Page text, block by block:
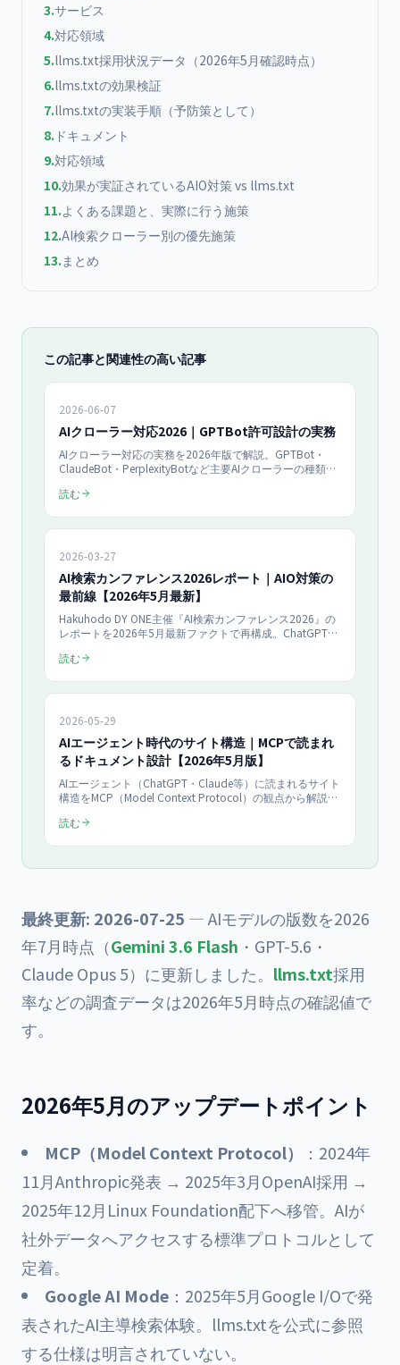
3.サービス
4.対応領域
5.llms.txt採用状況データ（2026年5月確認時点）
6.llms.txtの効果検証
7.llms.txtの実装手順（予防策として）
8. ドキュメント
9.対応領域
10.効果が実証されているAIO対策 vs llms.txt
11.よくある課題と、実際に行う施策
12.AI検索クローラー別の優先施策
13.まとめ
この記事と関連性の高い記事
2026-06-07
AIクローラー対応2026｜GPTBot許可設計の実務
AIクローラー対応の実務を2026年版で解説。GPTBot・
ClaudeBot・PerplexityBotなど主要AIクローラーの種類と
順を具体例つきで提示。llms.txtとは別の「クローラー制御
読む
2026-03-27
AI検索カンファレンス2026レポート｜AIO対策の
最前線【2026年5月最新】
Hakuhodo DY ONE主催『AI検索カンファレンス2026』の
レポートを2026年5月最新ファクトで再構成。ChatGPT
llms.txtの実務インパクト、株式会社課題解決プラットフォ
読む
2026-05-29
AIエージェント時代のサイト構造｜MCPで読まれ
るドキュメント設計【2026年5月版】
AIエージェント（ChatGPT・Claude等）に読まれるサイト
構造をMCP（Model Context Protocol）の観点から解説。
最新で網羅し、企業が今すべき準備を提示。
読む
最終更新: 2026-07-25 — AIモデルの版数を2026
年7月時点（Gemini 3.6 Flash ・GPT-5.6・
Claude Opus 5）に更新しました。 llms.txt採用
率などの調査データは2026年5月時点の確認値で
す。
2026年5月のアップデートポイント
MCP（Model Context Protocol）
：2024年
11月Anthropic発表 → 2025年3月OpenAI採用 →
2025年12月Linux Foundation配下へ移管。AIが
社外データへアクセスする標準プロトコルとして
定着。
Google AI Mode ：2025年5月Google I/Oで発
表されたAI主導検索体験。llms.txtを公式に参照
する仕様は明言されていない。